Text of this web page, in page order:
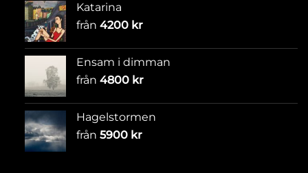
Katarina
från 4200 kr
Ensam i dimman
från 4800 kr
Hagelstormen
från 5900 kr